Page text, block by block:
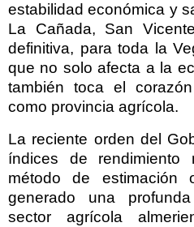
estabilidad económica y
La Cañada, San
definitiva, para toda la
que no solo afecta a la
también toca el
como provincia agrícola.
La reciente orden del
índices de rendimiento
método de estimación
generado una
sector agrícola